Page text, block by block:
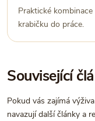
Praktické
krabičku do práce.
Související
Pokud vás zajímá
navazují další články a